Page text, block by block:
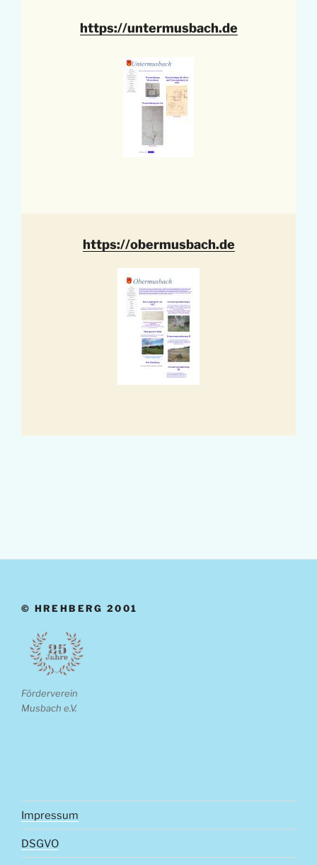
https://untermusbach.de
https://obermusbach.de
© HREHBERG 2001
Förderverein
Musbach e.V.
Impressum
DSGVO